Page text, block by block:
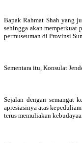
Bapak Rahmat Shah yang
sehingga akan memperkuat
permuseuman di Provinsi
Sementara itu, Konsulat
Sejalan dengan semangat
apresiasinya atas
terus memuliakan